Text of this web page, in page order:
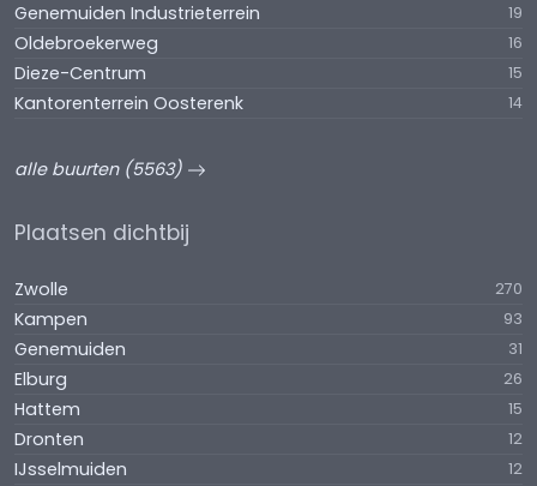
Genemuiden Industrieterrein 19
Oldebroekerweg 16
Dieze-Centrum 15
Kantorenterrein Oosterenk 14
alle buurten (5563)
Plaatsen dichtbij
Zwolle 270
Kampen 93
Genemuiden 31
Elburg 26
Hattem 15
Dronten 12
IJsselmuiden 12